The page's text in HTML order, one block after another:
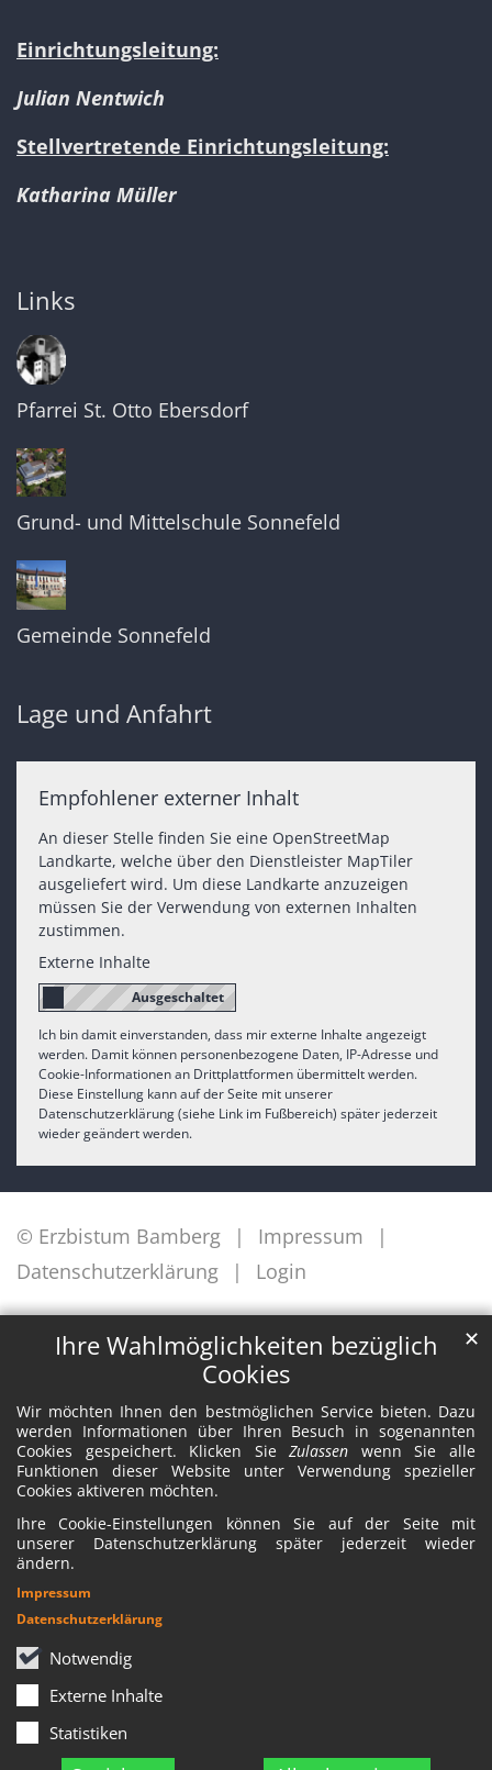
Ihre Wahlmöglichkeiten bezüglich
Cookies
Wir möchten Ihnen den bestmöglichen Service bieten. Dazu
werden Informationen über Ihren Besuch in sogenannten
Cookies gespeichert. Klicken SieZulassen wenn Sie alle
Funktionen dieser Website unter Verwendung spezieller
Cookies aktiveren möchten.
Ihre Cookie-Einstellungen können Sie auf der Seite mit
unserer Datenschutzerklärung später jederzeit wieder
ändern.
Notwendig
Externe Inhalte
Statistiken
✕
Impressum
Datenschutzerklärung
Einrichtungsleitung:
Julian Nentwich
Stellvertretende Einrichtungsleitung:
Katharina Müller
Links
Pfarrei St. Otto Ebersdorf
Grund- und Mittelschule Sonnefeld
Gemeinde Sonnefeld
Lage und Anfahrt
Empfohlener externer Inhalt
An dieser Stelle finden Sie eine OpenStreetMap
Landkarte, welche über den Dienstleister MapTiler
ausgeliefert wird. Um diese Landkarte anzuzeigen
müssen Sie der Verwendung von externen Inhalten
zustimmen.
Externe Inhalte
Ich bin damit einverstanden, dass mir externe Inhalte angezeigt
werden. Damit können personenbezogene Daten, IP-Adresse und
Cookie-Informationen an Drittplattformen übermittelt werden.
Diese Einstellung kann auf der Seite mit unserer
Datenschutzerklärung (siehe Link im Fußbereich) später jederzeit
wieder geändert werden.
© Erzbistum Bamberg
Impressum
Datenschutzerklärung
Login